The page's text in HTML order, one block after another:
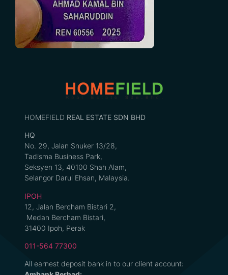
HOMEFIELD REAL ESTATE SDN BHD
HQ
No. 29, Jalan Snuker 13/28,
Tadisma Business Park,
Seksyen 13, 40100 Shah Alam,
Selangor Darul Ehsan, Malaysia.
IPOH
12, Jalan Bercham Bistari 2,
Medan Bercham Bistari,
31400 Ipoh, Perak
011-564 77300
All earnest deposit bank in to our client account: